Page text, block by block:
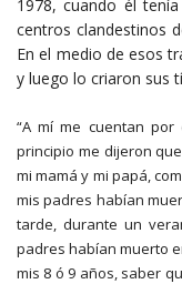
1978, cuando él
centros clandestinos
En el medio de esos
y luego lo criaron sus
“A mí me cuentan
principio me dijeron
mi mamá y mi papá,
mis padres habían
tarde, durante un
padres habían muerto
mis 8 ó 9 años, saber